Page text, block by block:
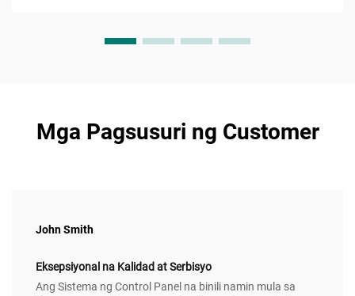
Mga Pagsusuri ng Customer
John Smith
Eksepsiyonal na Kalidad at Serbisyo
Ang Sistema ng Control Panel na binili namin mula sa